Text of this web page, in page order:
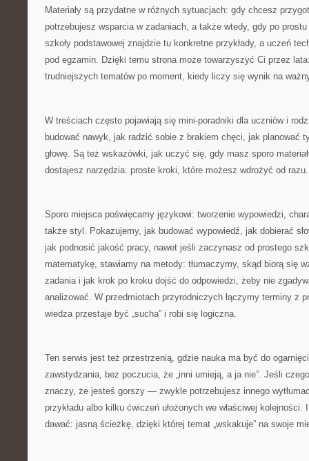
Materiały są przydatne w różnych sytuacjach: gdy chcesz
potrzebujesz wsparcia w zadaniach, a także wtedy, gdy po
szkoły podstawowej znajdzie tu konkretne przykłady, a uczeń
pod egzamin. Dzięki temu strona może towarzyszyć Ci przez
trudniejszych tematów po moment, kiedy liczy się wynik na
W treściach często pojawiają się mini-poradniki dla uczniów i
budować nawyk, jak radzić sobie z brakiem chęci, jak planować
głowę. Są też wskazówki, jak uczyć się, gdy masz sporo
dostajesz narzędzia: proste kroki, które możesz wdrożyć od razu.
Sporo miejsca poświęcamy językowi: tworzenie wypowiedzi,
także styl. Pokazujemy, jak budować wypowiedź, jak dobierać
jak podnosić jakość pracy, nawet jeśli zaczynasz od prostego
matematykę, stawiamy na metody: tłumaczymy, skąd biorą się
zadania i jak krok po kroku dojść do odpowiedzi, żeby nie
analizować. W przedmiotach przyrodniczych łączymy terminy z
wiedza przestaje być „sucha” i robi się logiczna.
Ten serwis jest też przestrzenią, gdzie nauka ma być do
zawstydzania, bez poczucia, że „inni umieją, a ja nie”. Jeśli
znaczy, że jesteś gorszy — zwykle potrzebujesz innego
przykładu albo kilku ćwiczeń ułożonych we właściwej kolejności.
dawać: jasną ścieżkę, dzięki której temat „wskakuje” na swoje